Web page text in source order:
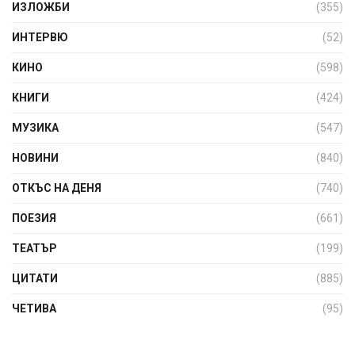
ИЗЛОЖБИ (355)
ИНТЕРВЮ (52)
КИНО (598)
КНИГИ (424)
МУЗИКА (547)
НОВИНИ (840)
ОТКЪС НА ДЕНЯ (740)
ПОЕЗИЯ (661)
ТЕАТЪР (199)
ЦИТАТИ (885)
ЧЕТИВА (95)